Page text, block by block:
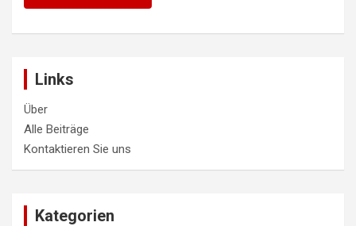
Links
Über
Alle Beiträge
Kontaktieren Sie uns
Kategorien